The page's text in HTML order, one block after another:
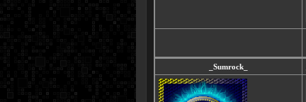
_Sumrock_